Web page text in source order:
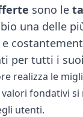
sono le
una delle
per tutti i
realizza le
fondativi si
utenti.